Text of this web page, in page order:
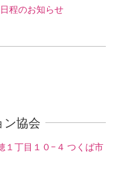
程のお知らせ
ン協会
１丁目１０−４ つくば市